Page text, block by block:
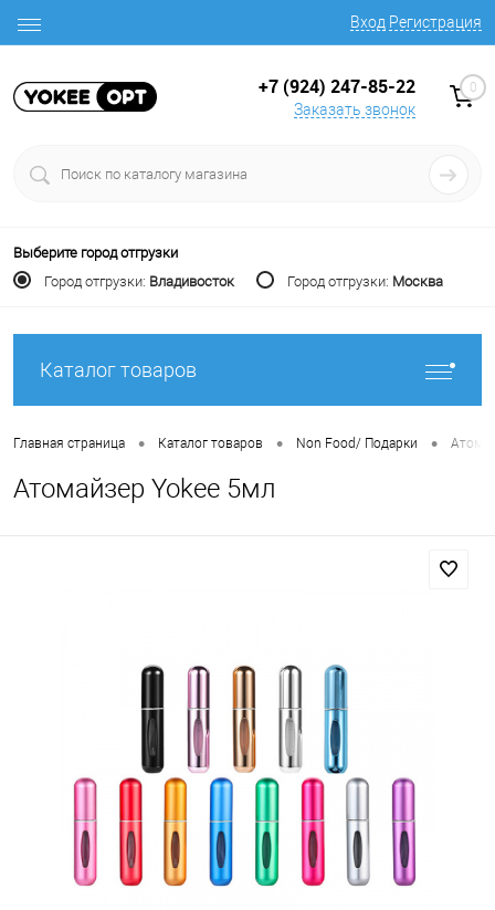
Вход Регистрация
+7 (924) 247-85-22
Заказать звонок
0
Выберите город отгрузки
Город отгрузки: Владивосток Город отгрузки: Москва
Каталог товаров
Главная страница • Каталог товаров • Non Food/ Подарки •
Атомайзер Yokee 5мл